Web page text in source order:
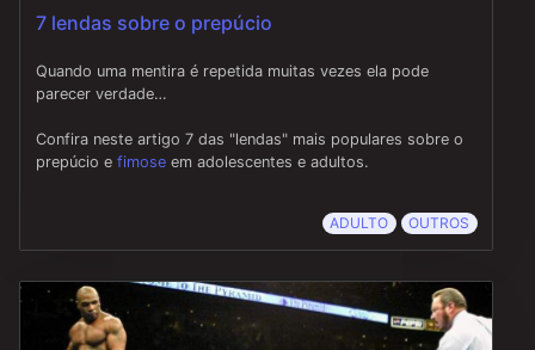
7 lendas sobre o prepúcio
Quando uma mentira é repetida muitas vezes ela pode
parecer verdade…
Confira neste artigo 7 das "lendas" mais populares sobre o
prepúcio e fimoseem adolescentes e adultos.
ADULTO OUTROS